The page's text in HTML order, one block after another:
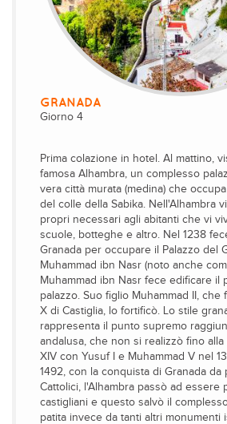
GRANADA
Giorno 4
Prima colazione in hotel. Al mattino,
famosa Alhambra, un complesso
vera città murata (medina) che
del colle della Sabika. Nell'Alhambra
propri necessari agli abitanti che vi
scuole, botteghe e altro. Nel 1238
Granada per occupare il Palazzo del
Muhammad ibn Nasr (noto anche
Muhammad ibn Nasr fece edificare il
palazzo. Suo figlio Muhammad II, che
X di Castiglia, lo fortificò. Lo stile
rappresenta il punto supremo
andalusa, che non si realizzò fino
XIV con Yusuf I e Muhammad V nel
1492, con la conquista di Granada da
Cattolici, l'Alhambra passò ad essere
castigliani e questo salvò il
patita invece da tanti altri monumenti